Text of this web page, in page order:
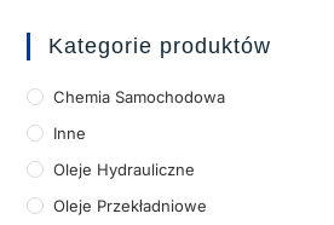
Kategorie produktów
Chemia Samochodowa
Inne
Oleje Hydrauliczne
Oleje Przekładniowe